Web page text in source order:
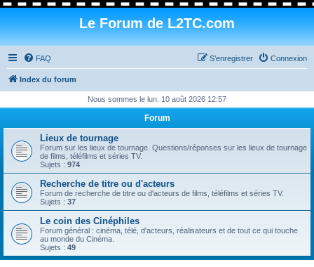
Le Forum de L2TC.com
FAQ Connexion
S’enregistrer
Index du forum
Nous sommes le lun. 10 août 2026 12:57
Forum
Lieux de tournage
Forum sur les lieux de tournage. Questions/réponses sur les lieux de tournage
de films, téléfilms et séries TV.
Sujets : 974
Recherche de titre ou d'acteurs
Forum de recherche de titre ou d'acteurs de films, téléfilms et séries TV.
Sujets : 37
Le coin des Cinéphiles
Forum général : cinéma, télé, d'acteurs, réalisateurs et de tout ce qui touche
au monde du Cinéma.
Sujets : 49